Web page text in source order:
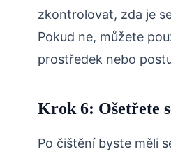
zkontrolovat, zda je
Pokud ne, můžete
prostředek nebo
Krok 6: Ošetřete
Po čištění byste měli